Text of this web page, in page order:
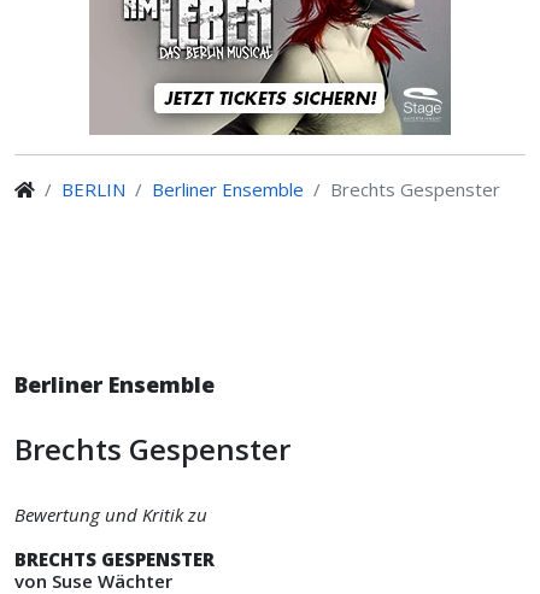
BERLIN Berliner Ensemble Brechts Gespenster
Berliner Ensemble
Brechts Gespenster
Bewertung und Kritik zu
BRECHTS GESPENSTER
von Suse Wächter